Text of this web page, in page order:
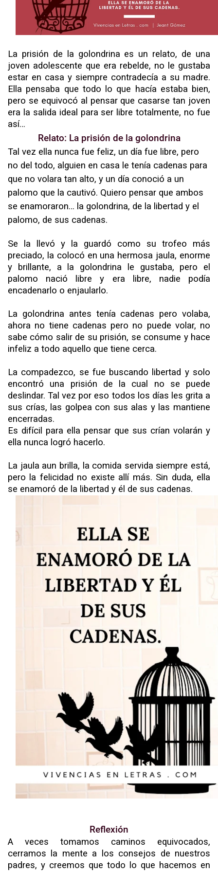
Hazlo en 7 pasos: Autoanálisis ¿Cómo se hace?
La prisión de la golondrina es un relato, de una
joven adolescente que era rebelde, no le gustaba
estar en casa y siempre contradecía a su madre.
Ella pensaba que todo lo que hacía estaba bien,
pero se equivocó al pensar que casarse tan joven
era la salida ideal para ser libre totalmente, no fue
así…
Relato: La prisión de la golondrina
Tal vez ella nunca fue feliz, un día fue libre, pero
no del todo, alguien en casa le tenía cadenas para
que no volara tan alto, y un día conoció a un
palomo que la cautivó. Quiero pensar que ambos
se enamoraron… la golondrina, de la libertad y el
palomo, de sus cadenas.
Se la llevó y la guardó como su trofeo más
preciado, la colocó en una hermosa jaula, enorme
y brillante, a la golondrina le gustaba, pero el
palomo nació libre y era libre, nadie podía
encadenarlo o enjaularlo.
La golondrina antes tenía cadenas pero volaba,
ahora no tiene cadenas pero no puede volar, no
sabe cómo salir de su prisión, se consume y hace
infeliz a todo aquello que tiene cerca.
La compadezco, se fue buscando libertad y solo
encontró una prisión de la cual no se puede
deslindar. Tal vez por eso todos los días les grita a
sus crías, las golpea con sus alas y las mantiene
encerradas.
Es difícil para ella pensar que sus crían volarán y
ella nunca logró hacerlo.
La jaula aun brilla, la comida servida siempre está,
pero la felicidad no existe allí más. Sin duda, ella
se enamoró de la libertad y él de sus cadenas.
Reflexión
A veces tomamos caminos equivocados,
cerramos la mente a los consejos de nuestros
padres, y creemos que todo lo que hacemos en